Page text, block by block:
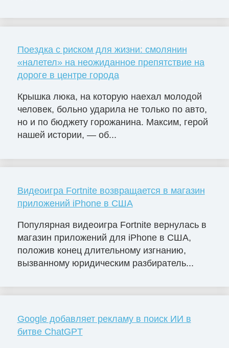
Поездка с риском для жизни: смолянин
«налетел» на неожиданное препятствие на
дороге в центре города
Крышка люка, на которую наехал молодой
человек, больно ударила не только по авто,
но и по бюджету горожанина. Максим, герой
нашей истории, — об...
Видеоигра Fortnite возвращается в магазин
приложений iPhone в США
Популярная видеоигра Fortnite вернулась в
магазин приложений для iPhone в США,
положив конец длительному изгнанию,
вызванному юридическим разбиратель...
Google добавляет рекламу в поиск ИИ в
битве ChatGPT